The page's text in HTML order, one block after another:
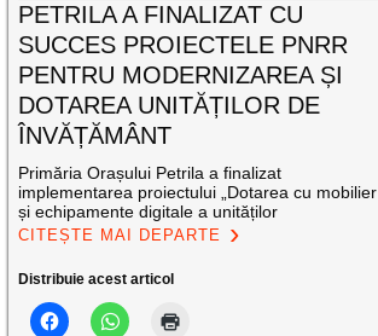
PETRILA A FINALIZAT CU
SUCCES PROIECTELE PNRR
PENTRU MODERNIZAREA ȘI
DOTAREA UNITĂȚILOR DE
ÎNVĂȚĂMÂNT
Primăria Orașului Petrila a finalizat
implementarea proiectului „Dotarea cu mobilier
și echipamente digitale a unităților
CITEȘTE MAI DEPARTE
Distribuie acest articol